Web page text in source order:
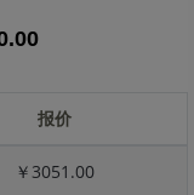
报价
￥3051.00